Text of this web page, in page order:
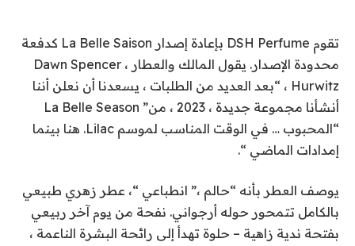
تقوم DSH Perfume بإعادة إصدار La Belle Saison كدفعة
محدودة الإصدار. يقول المالك والعطار ، Dawn Spencer
Hurwitz ، “بعد العديد من الطلبات ، يسعدنا أن نعلن أننا
أنشأنا مجموعة جديدة ، 2023 ، من” La Belle Season
“المحبوب … في الوقت المناسب لموسم Lilac. هنا بينما
إمدادات الماضي “.
يوصف العطر بأنه “حالم ،” انطباعي “، عطر زهري طبيعي
بالكامل تتمحور حوله أرجواني. نفحة من يوم آخر ربيعي
بفتحة ندية زاهية – حلوة تهدأ إلى رائحة البشرة الناعمة ،